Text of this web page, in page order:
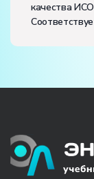
качества